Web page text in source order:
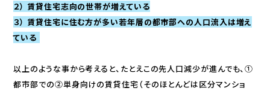
２） 賃貸住宅志向の世帯が増えている
３） 賃貸住宅に住む方が多い若年層の都市部への人口流入は増え
ている
以上のような事から考えると、たとえこの先人口減少が進んでも、①
都市部での②単身向けの賃貸住宅（そのほとんどは区分マンショ